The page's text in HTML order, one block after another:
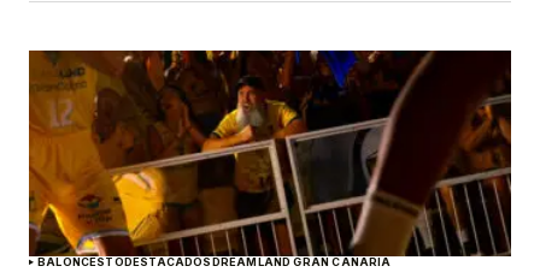
BALONCESTODESTACADOSDREAMLAND GRAN CANARIA